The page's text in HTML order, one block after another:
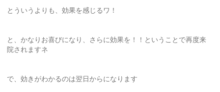
とういうよりも、効果を感じるワ！
と、かなりお喜びになり、さらに効果を！！ということで再度来
院されますネ
で、効きがわかるのは翌日からになります